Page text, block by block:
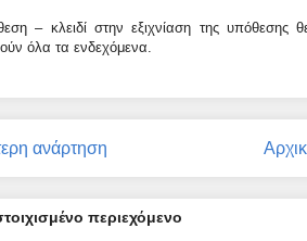
– κλειδί στην εξιχνίαση της υπόθεσης
όλα τα ενδεχόμενα.
ανάρτηση
περιεχόμενο